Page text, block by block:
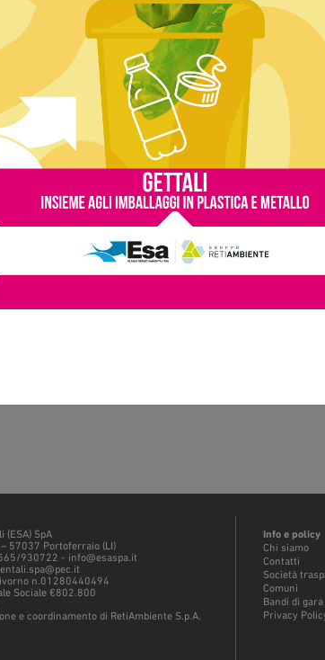
o pericolo al transito veicolare e/o pedonale, in
o quantità rispetto a quella concordata al
nuovo appuntamento e posizionare il materiale
(ESA) SpA
57037 Portoferraio (LI)
930722 - info@esaspa.it
n.01280440494
Sociale €802.800
e coordinamento di RetiAmbiente S.p.A.
Info e policy
Chi siamo
Contatti
Società
Comuni
Bandi di gara
Privacy